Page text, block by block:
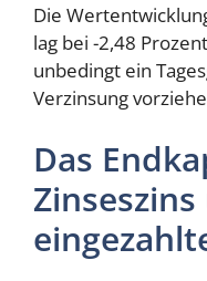
Die
lag bei -2,48
unbedingt ein
Verzinsung
Das